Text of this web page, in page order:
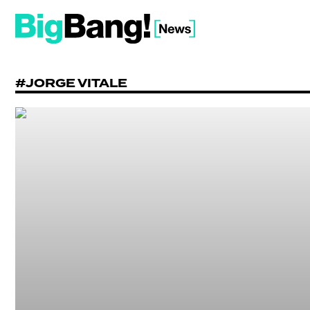
#JORGE VITALE